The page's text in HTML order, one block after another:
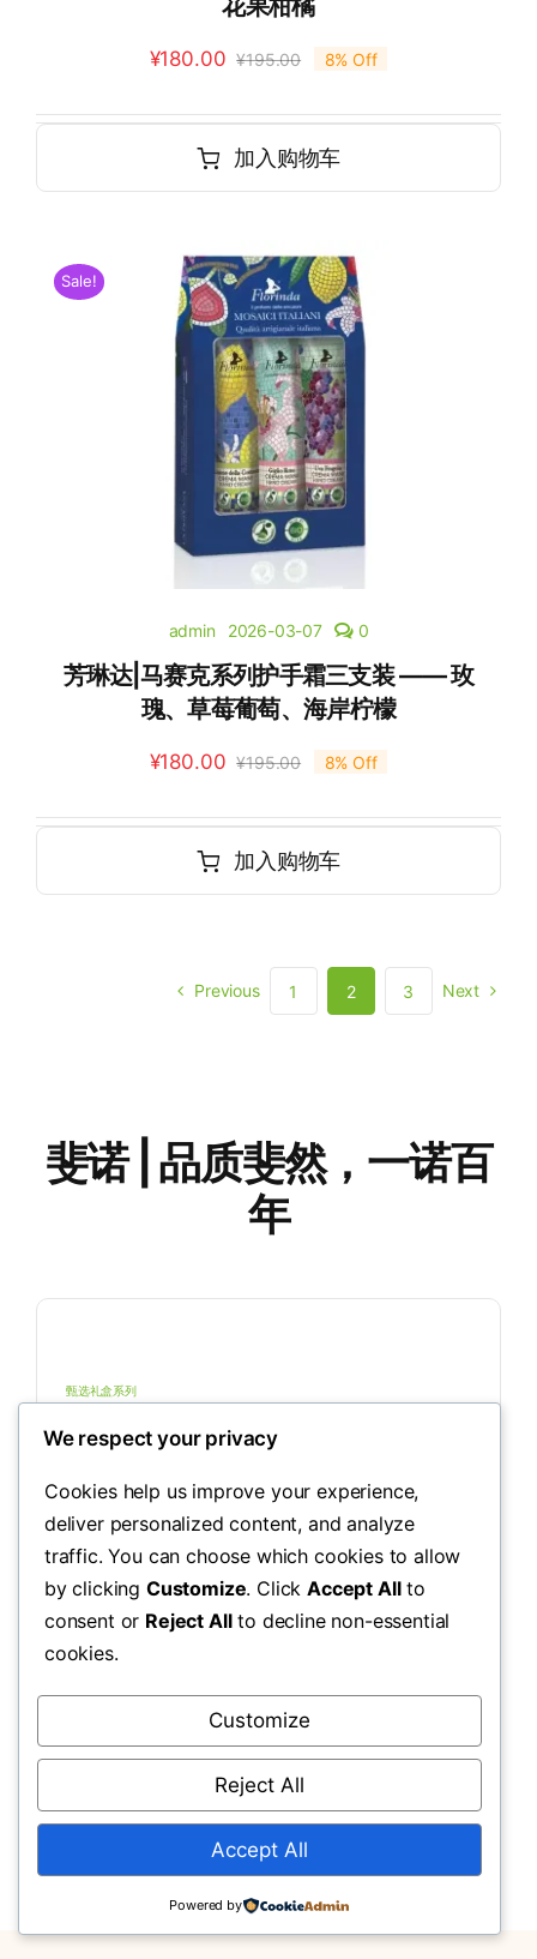
花果柑橘
¥195.00
¥180.00 8% Off
加入购物车
Sale!
admin 2026-03-07 0
芳琳达|马赛克系列护手霜三支装 —— 玫
瑰、草莓葡萄、海岸柠檬
¥195.00
¥180.00 8% Off
加入购物车
Previous 1 2 3 Next
斐诺 | 品质斐然，一诺百
年
甄选礼盒系列
斐诺|奢华礼品盒 托斯卡纳无花果液体
Stylish puffer jacket to keep you warm
¥65.00
Previous
We respect your privacy
Cookies help us improve your experience,
deliver personalized content, and analyze
traffic. You can choose which cookies to allow
by clicking Customize. ClickAccept Allto
consent or Reject Allto decline non-essential
cookies.
Customize
Reject All
Accept All
Powered by